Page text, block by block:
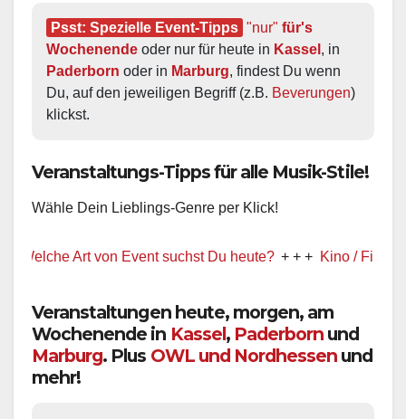
Psst: Spezielle Event-Tipps "nur" für's
Wochenende oder nur für heute in Kassel
Paderborn oder in Marburg, findest Du wenn
Du, auf den jeweiligen Begriff (z.B. Beverungen)
klickst.
Veranstaltungs-Tipps für alle Musik-Stile!
Wähle Dein Lieblings-Genre per Klick!
Art von Event suchst Du heute? + + + Kino / Film + + +
Veranstaltungen heute, morgen, am
Wochenende in Kassel , Paderborn und
Marburg. Plus OWL und Nordhessen und
mehr!